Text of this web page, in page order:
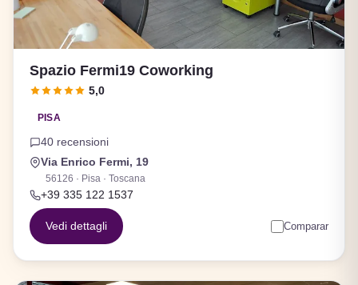
Spazio Fermi19 Coworking
5,0
PISA
40 recensioni
Via Enrico Fermi, 19
56126 · Pisa · Toscana
+39 335 122 1537
Vedi dettagli Comparar